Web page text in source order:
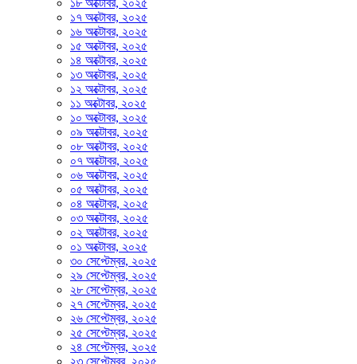
১৮ অক্টোবর, ২০২৫
১৭ অক্টোবর, ২০২৫
১৬ অক্টোবর, ২০২৫
১৫ অক্টোবর, ২০২৫
১৪ অক্টোবর, ২০২৫
১৩ অক্টোবর, ২০২৫
১২ অক্টোবর, ২০২৫
১১ অক্টোবর, ২০২৫
১০ অক্টোবর, ২০২৫
০৯ অক্টোবর, ২০২৫
০৮ অক্টোবর, ২০২৫
০৭ অক্টোবর, ২০২৫
০৬ অক্টোবর, ২০২৫
০৫ অক্টোবর, ২০২৫
০৪ অক্টোবর, ২০২৫
০৩ অক্টোবর, ২০২৫
০২ অক্টোবর, ২০২৫
০১ অক্টোবর, ২০২৫
৩০ সেপ্টেম্বর, ২০২৫
২৯ সেপ্টেম্বর, ২০২৫
২৮ সেপ্টেম্বর, ২০২৫
২৭ সেপ্টেম্বর, ২০২৫
২৬ সেপ্টেম্বর, ২০২৫
২৫ সেপ্টেম্বর, ২০২৫
২৪ সেপ্টেম্বর, ২০২৫
২৩ সেপ্টেম্বর, ২০২৫